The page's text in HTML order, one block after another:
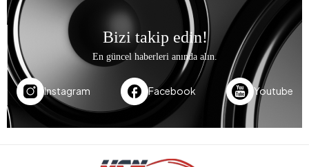
Bizi takip edin!
En güncel haberleri anında alın.
Instagram Facebook Youtube